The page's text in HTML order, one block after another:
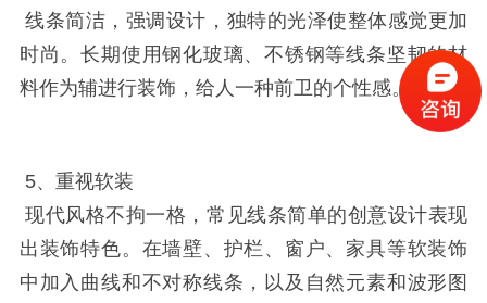
线条简洁，强调设计，独特的光泽使整体感觉更加
时尚。长期使用钢化玻璃、不锈钢等线条坚韧的材
料作为辅进行装饰，给人一种前卫的个性感。
5、重视软装
现代风格不拘一格，常见线条简单的创意设计表现
出装饰特色。在墙壁、护栏、窗户、家具等软装饰
中加入曲线和不对称线条，以及自然元素和波形图